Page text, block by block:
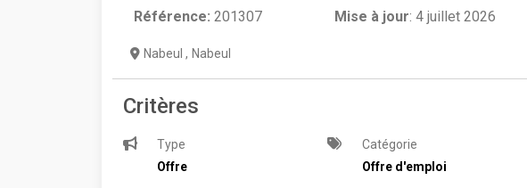
Référence: 201307 Mise à jour:4 juillet 2026
Nabeul , Nabeul
Critères
Type
Offre
Catégorie
Offre d'emploi